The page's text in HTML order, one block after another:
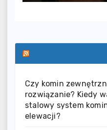
Czy komin
rozwiązanie? Kiedy
stalowy system
elewacji?